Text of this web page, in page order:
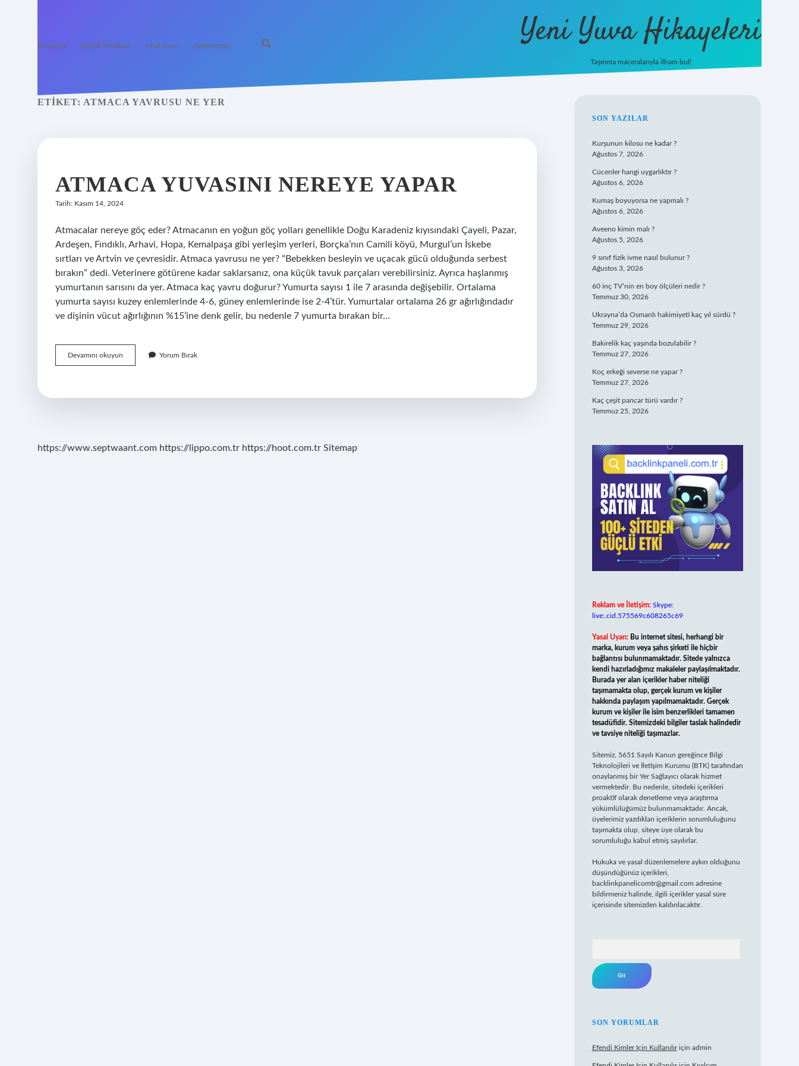
Anasayfa Gizlilik Politikası Yasal Uyarı Hakkımızda Yeni Yuva Hikayeleri
Taşınma maceralarıyla ilham bul!
ETIKET: ATMACA YAVRUSU NE YER
ATMACA YUVASINI NEREYE YAPAR
Tarih: Kasım 14, 2024
Atmacalar nereye göç eder? Atmacanın en yoğun göç yolları genellikle Doğu Karadeniz kıyısındaki Çayeli, Pazar,
Ardeşen, Fındıklı, Arhavi, Hopa, Kemalpaşa gibi yerleşim yerleri, Borçka’nın Camili köyü, Murgul’un İskebe
sırtları ve Artvin ve çevresidir. Atmaca yavrusu ne yer? “Bebekken besleyin ve uçacak gücü olduğunda serbest
bırakın” dedi. Veterinere götürene kadar saklarsanız, ona küçük tavuk parçaları verebilirsiniz. Ayrıca haşlanmış
yumurtanın sarısını da yer. Atmaca kaç yavru doğurur? Yumurta sayısı 1 ile 7 arasında değişebilir. Ortalama
yumurta sayısı kuzey enlemlerinde 4-6, güney enlemlerinde ise 2-4’tür. Yumurtalar ortalama 26 gr ağırlığındadır
ve dişinin vücut ağırlığının %15’ine denk gelir, bu nedenle 7 yumurta bırakan bir…
Devamını okuyun
Yuvasını
Yorum Bırak
https://www.septwaant.com https://lippo.com.tr https://hoot.com.tr Sitemap
SIDEBAR
SON YAZILAR
Kurşunun kilosu ne kadar ?
Ağustos 7, 2026
Cücenler hangi uygarlıktır ?
Ağustos 6, 2026
Kumaş boyuyorsa ne yapmalı ?
Ağustos 6, 2026
Aveeno kimin malı ?
Ağustos 5, 2026
9 sınıf fizik ivme nasıl bulunur ?
Ağustos 3, 2026
60 inç TV’nin en boy ölçüleri nedir ?
Temmuz 30, 2026
Ukrayna’da Osmanlı hakimiyeti kaç yıl sürdü ?
Temmuz 29, 2026
Bakirelik kaç yaşında bozulabilir ?
Temmuz 27, 2026
Koç erkeği severse ne yapar ?
Temmuz 27, 2026
Kaç çeşit pancar türü vardır ?
Temmuz 25, 2026
Reklam ve İletişim: Skype:
live:.cid.575569c608265c69
Yasal Uyarı: Bu internet sitesi, herhangi bir
marka, kurum veya şahıs şirketi ile hiçbir
bağlantısı bulunmamaktadır. Sitede yalnızca
kendi hazırladığımız makaleler paylaşılmaktadır.
Burada yer alan içerikler haber niteliği
taşımamakta olup, gerçek kurum ve kişiler
hakkında paylaşım yapılmamaktadır. Gerçek
kurum ve kişiler ile isim benzerlikleri tamamen
tesadüfidir. Sitemizdeki bilgiler taslak halindedir
ve tavsiye niteliği taşımazlar.
Sitemiz, 5651 Sayılı Kanun gereğince Bilgi
Teknolojileri ve İletişim Kurumu (BTK) tarafından
onaylanmış bir Yer Sağlayıcı olarak hizmet
vermektedir. Bu nedenle, sitedeki içerikleri
proaktif olarak denetleme veya araştırma
yükümlülüğümüz bulunmamaktadır. Ancak,
üyelerimiz yazdıkları içeriklerin sorumluluğunu
taşımakta olup, siteye üye olarak bu
sorumluluğu kabul etmiş sayılırlar.
Hukuka ve yasal düzenlemelere aykırı olduğunu
düşündüğünüz içerikleri,
backlinkpanelicomtr@gmail.com adresine
bildirmeniz halinde, ilgili içerikler yasal süre
içerisinde sitemizden kaldırılacaktır.
SON YORUMLAR
Efendi Kimler Için Kullanılıriçin admin